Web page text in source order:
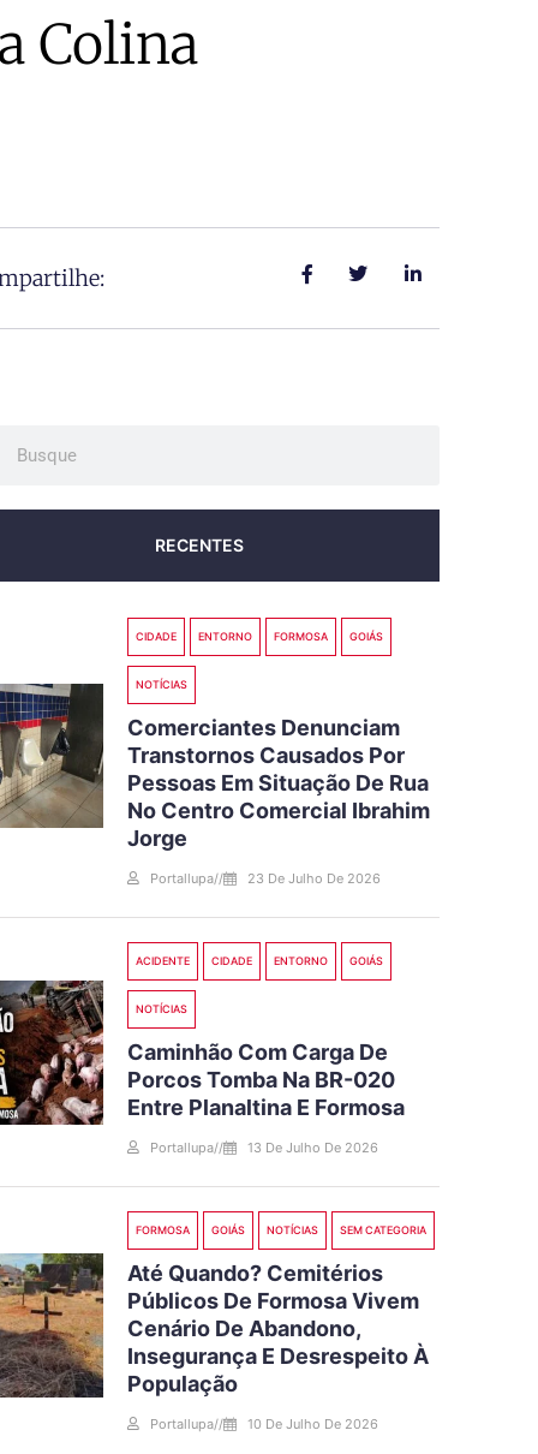
Colina
RECENTES
CIDADE ENTORNO FORMOSA GOIÁS
NOTÍCIAS
Comerciantes Denunciam
Transtornos Causados Por
Pessoas Em Situação De Rua
No Centro Comercial Ibrahim
Jorge
Portallupa// 23 De Julho De 2026
ACIDENTE CIDADE ENTORNO GOIÁS
NOTÍCIAS
Caminhão Com Carga De
Porcos Tomba Na BR-020
Entre Planaltina E Formosa
Portallupa// 13 De Julho De 2026
FORMOSA GOIÁS NOTÍCIAS SEM CATEGORIA
Até Quando? Cemitérios
Públicos De Formosa Vivem
Cenário De Abandono,
Insegurança E Desrespeito À
População
Portallupa// 10 De Julho De 2026